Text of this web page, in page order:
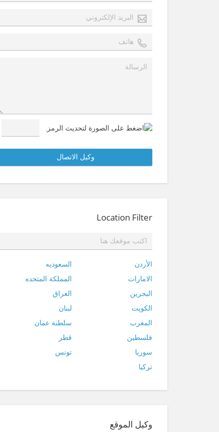
Location Filter
الأردن
السعوديه
الامارات
المملكة المتحده
البحرين
العراق
الكويت
لبنان
المغرب
سلطنة عمان
فلسطين
قطر
سوريا
تونس
تركيا
وكيل الموقع